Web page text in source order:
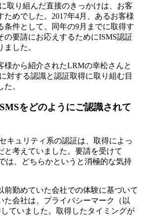
取り組んだ直接のきっかけは、お客
ためでした。2017年4月、あるお客様
条件として、同年の9月までに取得す
の要請にお応えするためにISMS認証
した。
様から紹介されたLRMの幸松さんと
対する認識と認証取得に取り組む目
。
をどのようにご認識されて
キュリティ系の認証は、取得によっ
と考えていました。要請を受けて
は、どちらかというと消極的な気持
前勤めていた会社での体験に基づいて
た会社は、プライバシーマーク（以
ていました。取得したタイミングが